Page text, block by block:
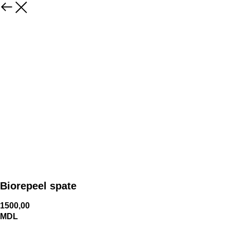
Biorepeel spate
1500,00
MDL